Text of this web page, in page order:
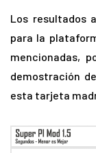
Los resultados
para la
mencionadas,
demostración
esta tarjeta